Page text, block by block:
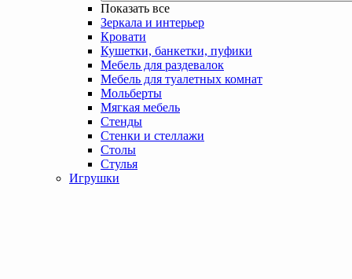
Показать все
Зеркала и интерьер
Кровати
Кушетки, банкетки, пуфики
Мебель для раздевалок
Мебель для туалетных комнат
Мольберты
Мягкая мебель
Стенды
Стенки и стеллажи
Столы
Стулья
Игрушки